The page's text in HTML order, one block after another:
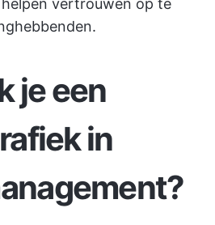
vertrouwen op te
je een
in